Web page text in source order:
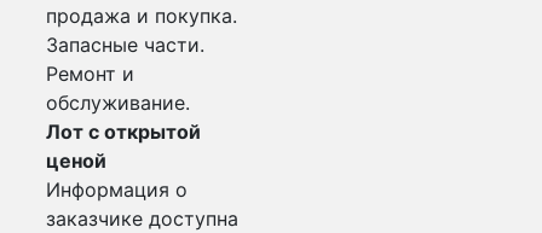
продажа и покупка.
Запасные части.
Ремонт и
обслуживание.
Лот с открытой
ценой
Информация о
заказчике доступна